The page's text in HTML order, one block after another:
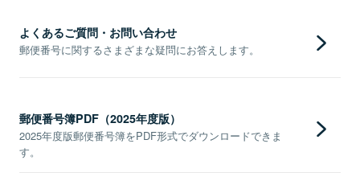
よくあるご質問・お問い合わせ
郵便番号に関するさまざまな疑問にお答えします。
郵便番号簿PDF（2025年度版）
2025年度版郵便番号簿をPDF形式でダウンロードできま
す。